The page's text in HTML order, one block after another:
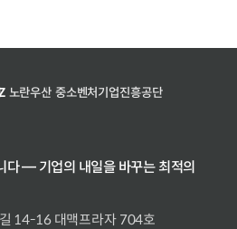
노란우산 중소벤처기업진흥공단
다 — 기업의 내일을 바꾸는 최적의
14-16 대맥프라자 704호